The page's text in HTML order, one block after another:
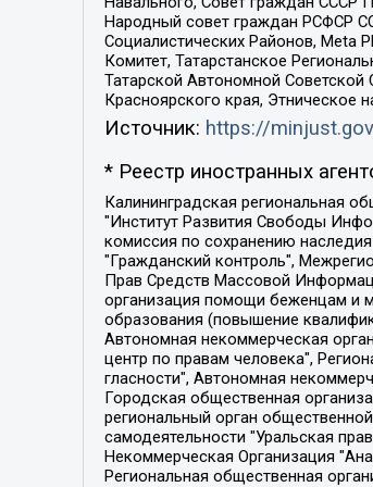
Народный совет граждан РСФСР
Социалистических Районов, Meta
Комитет, Татарстанское
Татарской Автономной Советской
Красноярского края, Этническое
Источник: https://
* Реестр иностранных
Калининградская региональная общественная организация "Экозащита!-Женсовет", Фонд содействия защите прав и свобод граждан "Общественный вердикт", Фонд "Институт Развития Свободы Информации", Частное учреждение "Информационное агентство МЕМО. РУ", Региональная общественная организация "Общественная комиссия по сохранению наследия академика Сахарова", Фонд поддержки свободы прессы, Санкт-Петербургская общественная правозащитная организация "Гражданский контроль", Межрегиональная общественная организация "Информационно-просветительский центр "Мемориал", Региональный Фонд "Центр Защиты Прав Средств Массовой Информации", с 05.12.2023 Фонд "Центр Защиты Прав Средств массовой информации", Региональная общественная благотворительная организация помощи беженцам и мигрантам "Гражданское содействие", Негосударственное образовательное учреждение дополнительного профессионального образования (повышение квалификации) специалистов "АКАДЕМИЯ ПО ПРАВАМ ЧЕЛОВЕКА", Свердловская региональная общественная организация "Сутяжник", Автономная некоммерческая организация "Центр независимых социологических исследований", Союз общественных объединений "Российский исследовательский центр по правам человека", Региональное общественное учреждение научно-информационный центр "МЕМОРИАЛ", Некоммерческая организация "Фонд защиты гласности", Автономная некоммерческая организация "Институт прав человека", Городская общественная организация "Екатеринбургское общество "МЕМОРИАЛ", Городская общественная организация "Рязанское историко-просветительское и правозащитное общество "Мемориал" (Рязанский Мемориал), Челябинский региональный орган общественной самодеятельности – женское общественное объединение "Женщины Евразии", Челябинский региональный орган общественной самодеятельности "Уральская правозащитная группа", Фонд содействия защите здоровья и социальной справедливости имени Андрея Рылькова, Автономная Некоммерческая Организация "Аналитический Центр Юрия Левады", Автономная некоммерческая организация социальной поддержки